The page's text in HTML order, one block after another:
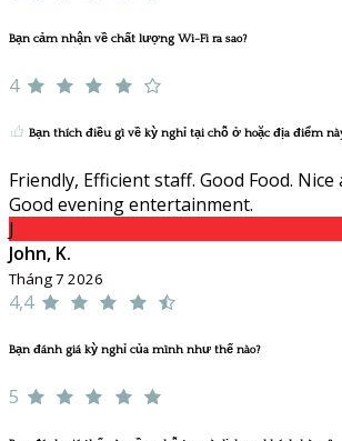
Bạn cảm nhận về chất lượng Wi-Fi ra sao?
4
Bạn thích điều gì về kỳ nghỉ tại chỗ ở hoặc địa điểm
Friendly, Efficient staff. Good Food.
Good evening entertainment.
J
John, K.
Tháng 7 2026
4,4
Bạn đánh giá kỳ nghỉ của mình như thế nào?
5